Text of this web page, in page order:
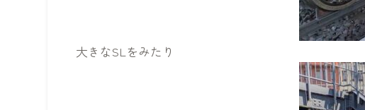
大きなSLをみたり